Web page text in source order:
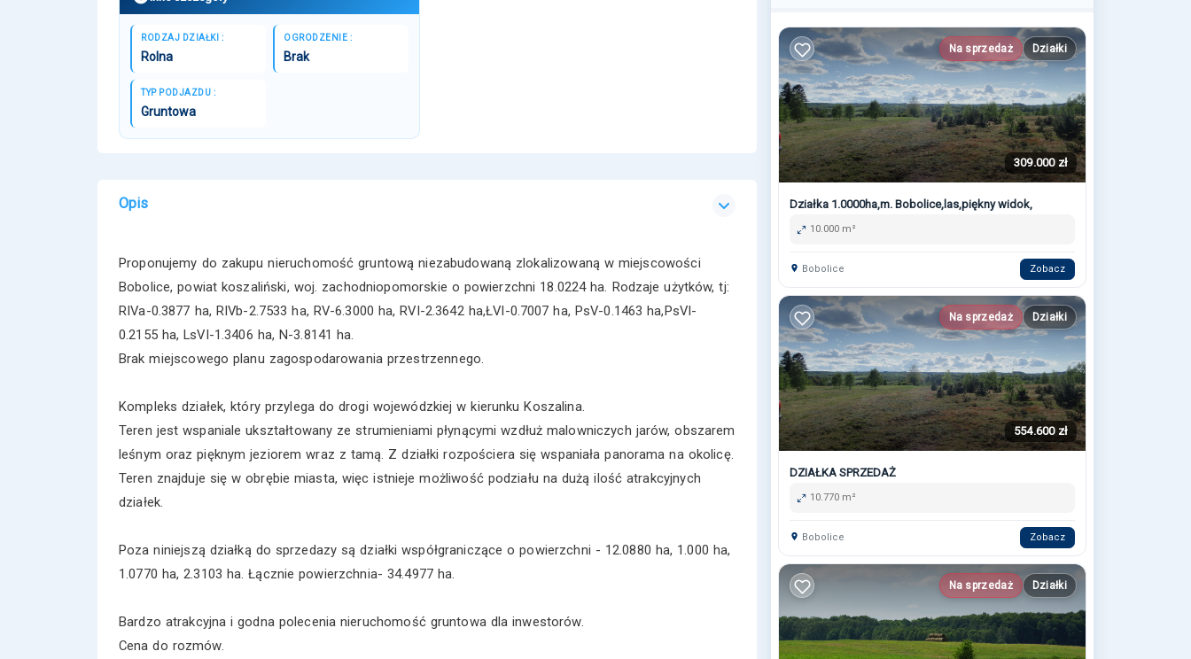
RODZAJ DZIAŁKI :
Rolna
OGRODZENIE :
Brak
TYP PODJAZDU :
Gruntowa
Opis
Proponujemy do zakupu nieruchomość gruntową niezabudowaną zlokalizowaną w miejscowości
Bobolice, powiat koszaliński, woj. zachodniopomorskie o powierzchni 18.0224 ha. Rodzaje użytków, tj:
RIVa-0.3877 ha, RIVb-2.7533 ha, RV-6.3000 ha, RVI-2.3642 ha,ŁVI-0.7007 ha, PsV-0.1463 ha,PsVI-
0.2155 ha, LsVI-1.3406 ha, N-3.8141 ha.
Brak miejscowego planu zagospodarowania przestrzennego.
Kompleks działek, który przylega do drogi wojewódzkiej w kierunku Koszalina.
Teren jest wspaniale ukształtowany ze strumieniami płynącymi wzdłuż malowniczych jarów, obszarem
leśnym oraz pięknym jeziorem wraz z tamą. Z działki rozpościera się wspaniała panorama na okolicę.
Teren znajduje się w obrębie miasta, więc istnieje możliwość podziału na dużą ilość atrakcyjnych
działek.
Poza niniejszą działką do sprzedazy są działki współgraniczące o powierzchni - 12.0880 ha, 1.000 ha,
1.0770 ha, 2.3103 ha. Łącznie powierzchnia- 34.4977 ha.
Bardzo atrakcyjna i godna polecenia nieruchomość gruntowa dla inwestorów.
Cena do rozmów.
Na sprzedaż Działki
309.000 zł
Działka 1.0000ha,m. Bobolice,las,piękny widok,
10.000 m²
Bobolice Zobacz
Na sprzedaż Działki
554.600 zł
DZIAŁKA SPRZEDAŻ
10.770 m²
Bobolice Zobacz
Na sprzedaż Działki